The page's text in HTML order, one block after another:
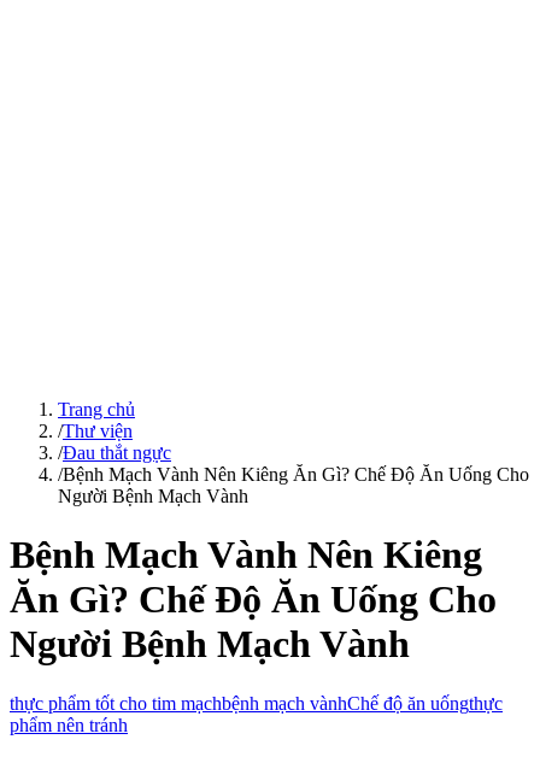
Trang chủ
/Thư viện
/Đau thắt ngực
/Bệnh Mạch Vành Nên Kiêng Ăn Gì? Chế Độ Ăn Uống Cho
Người Bệnh Mạch Vành
Bệnh Mạch Vành Nên Kiêng
Ăn Gì? Chế Độ Ăn Uống Cho
Người Bệnh Mạch Vành
thực phẩm tốt cho tim mạchbệnh mạch vànhChế độ ăn uốngthực
phẩm nên tránh